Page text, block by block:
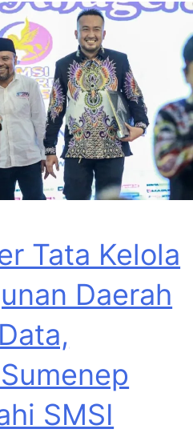
Tata Kelola
Daerah
SMSI